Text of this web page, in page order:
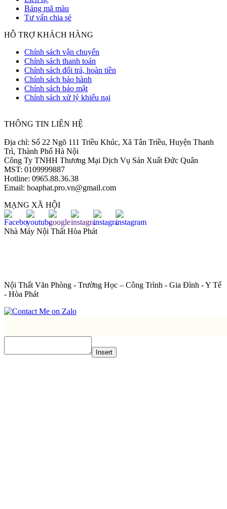
Bảng mã màu
Tư vấn chia sẻ
HỖ TRỢ KHÁCH HÀNG
Chính sách vận chuyển
Chính sách thanh toán
Chính sách đổi trả, hoàn tiền
Chính sách bảo hành
Chính sách bảo mật
Chính sách xử lý khiếu nại
THÔNG TIN LIÊN HỆ
Địa chỉ: Số 22 Ngõ 111 Triều Khúc, Xã Tân Triều, Huyện Thanh
Trì, Thành Phố Hà Nội
Công Ty TNHH Thương Mại Dịch Vụ Sản Xuất Đức Quân
MST: 0109999887
Hotline: 0965.88.36.38
Email: hoaphat.pro.vn@gmail.com
MẠNG XÃ HỘI
Nhà Máy Nội Thất Hòa Phát
Nội Thất Văn Phòng - Trường Học – Công Trình - Gia Đình - Y Tế
- Hòa Phát
Insert